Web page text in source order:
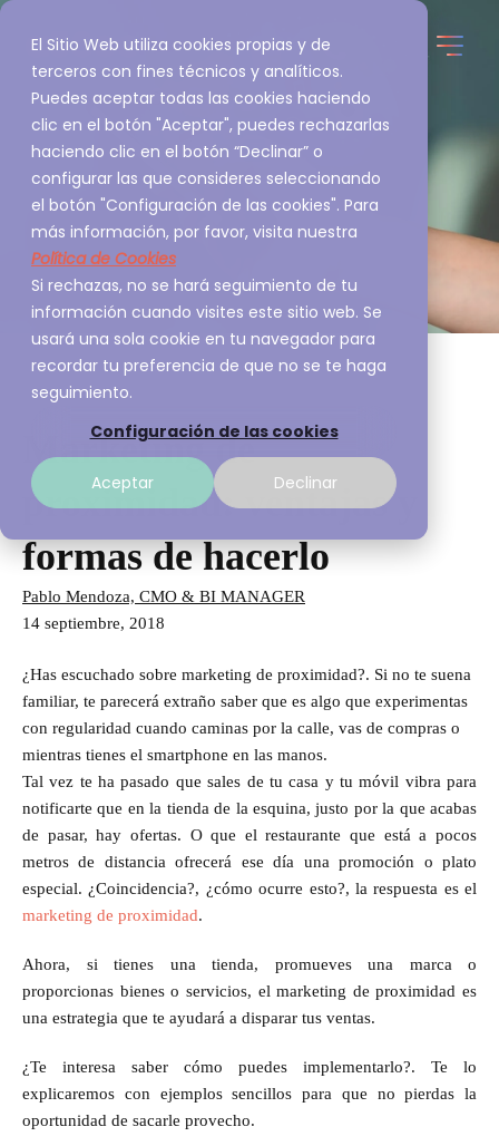
El Sitio Web utiliza cookies propias y de
terceros con fines técnicos y analíticos.
Puedes aceptar todas las cookies haciendo
clic en el botón "Aceptar", puedes rechazarlas
haciendo clic en el botón “Declinar” o
configurar las que consideres seleccionando
el botón "Configuración de las cookies". Para
más información, por favor, visita nuestra
Política de Cookies
Si rechazas, no se hará seguimiento de tu
información cuando visites este sitio web. Se
usará una sola cookie en tu navegador para
recordar tu preferencia de que no se te haga
seguimiento.
Configuración de las cookies
Aceptar Declinar
Marketing de
proximidad: ventajas y
formas de hacerlo
Pablo Mendoza, CMO & BI MANAGER
14 septiembre, 2018
¿Has escuchado sobre marketing de proximidad?. Si no te suena
familiar, te parecerá extraño saber que es algo que experimentas
con regularidad cuando caminas por la calle, vas de compras o
mientras tienes el smartphone en las manos.
Tal vez te ha pasado que sales de tu casa y tu móvil vibra para
notificarte que en la tienda de la esquina, justo por la que acabas
de pasar, hay ofertas. O que el restaurante que está a pocos
metros de distancia ofrecerá ese día una promoción o plato
especial. ¿Coincidencia?, ¿cómo ocurre esto?, la respuesta es el
marketing de proximidad.
Ahora, si tienes una tienda, promueves una marca o
proporcionas bienes o servicios, el marketing de proximidad es
una estrategia que te ayudará a disparar tus ventas.
¿Te interesa saber cómo puedes implementarlo?. Te lo
explicaremos con ejemplos sencillos para que no pierdas la
oportunidad de sacarle provecho.